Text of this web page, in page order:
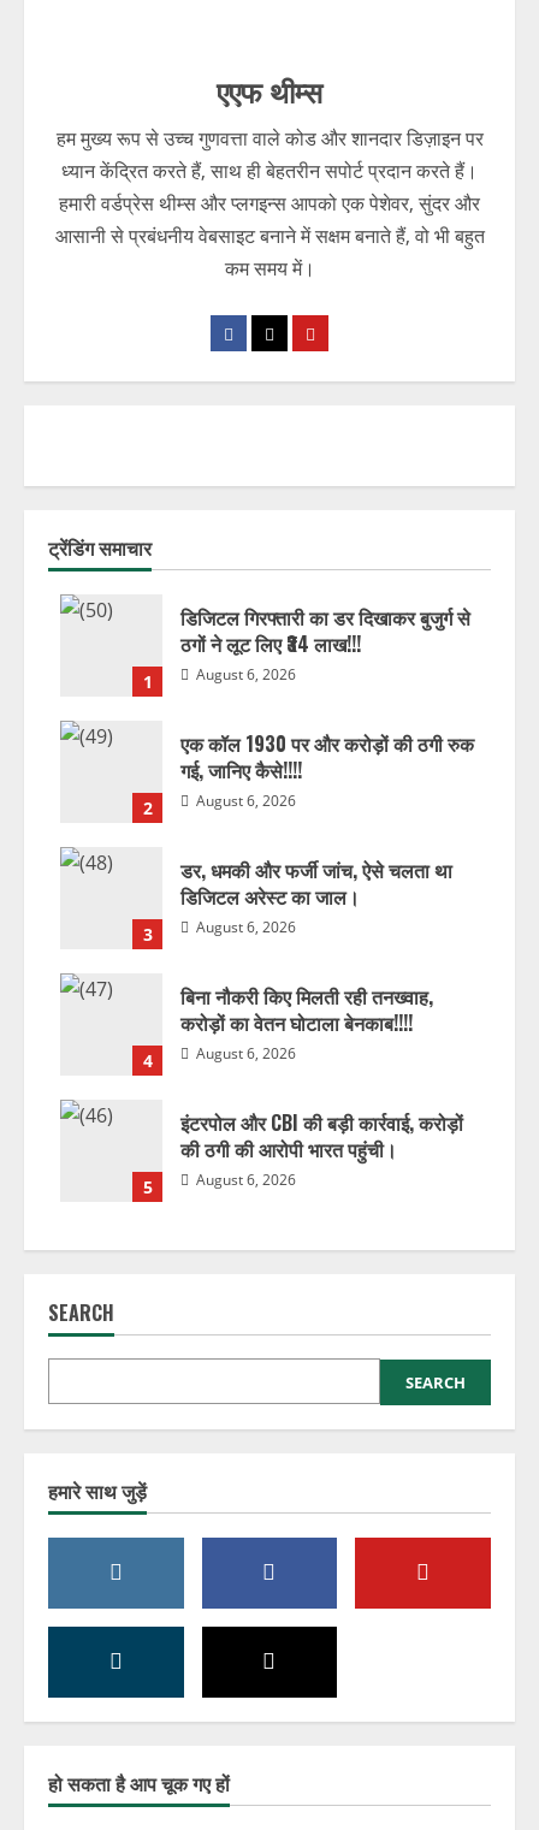
एएफ थीम्स
हम मुख्य रूप से उच्च गुणवत्ता वाले कोड और शानदार डिज़ाइन पर
ध्यान केंद्रित करते हैं, साथ ही बेहतरीन सपोर्ट प्रदान करते हैं।
हमारी वर्डप्रेस थीम्स और प्लगइन्स आपको एक पेशेवर, सुंदर और
आसानी से प्रबंधनीय वेबसाइट बनाने में सक्षम बनाते हैं, वो भी बहुत
कम समय में।
ट्रेंडिंग समाचार
1
डिजिटल गिरफ्तारी का डर दिखाकर बुजुर्ग से
ठगों ने लूट लिए ₹34 लाख!!!
August 6, 2026
2
एक कॉल 1930 पर और करोड़ों की ठगी रुक
गई, जानिए कैसे!!!!
August 6, 2026
3
डर, धमकी और फर्जी जांच, ऐसे चलता था
डिजिटल अरेस्ट का जाल।
August 6, 2026
4
बिना नौकरी किए मिलती रही तनख्वाह,
करोड़ों का वेतन घोटाला बेनकाब!!!!
August 6, 2026
5
इंटरपोल और CBI की बड़ी कार्रवाई, करोड़ों
की ठगी की आरोपी भारत पहुंची।
August 6, 2026
SEARCH
SEARCH
हमारे साथ जुड़ें
हो सकता है आप चूक गए हों